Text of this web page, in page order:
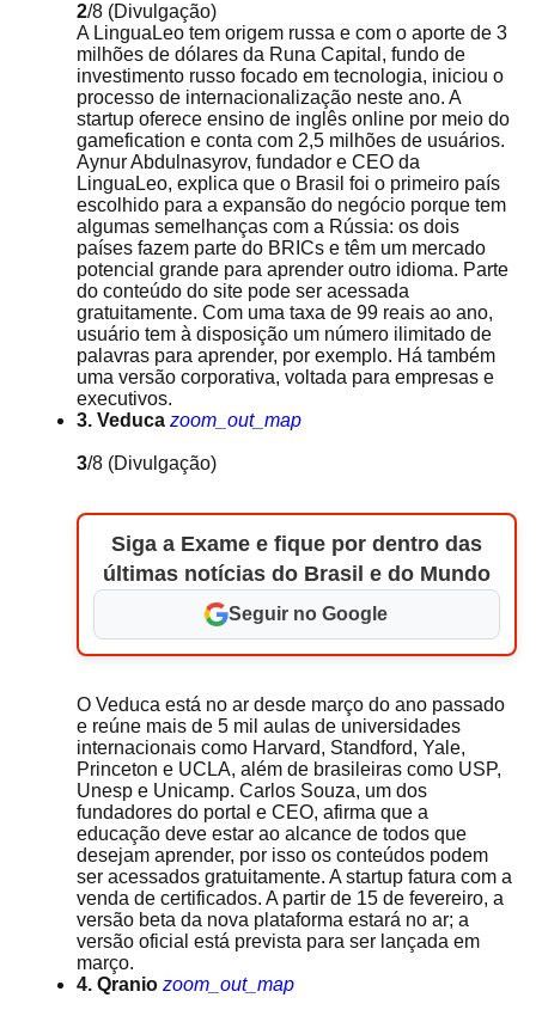
2/8 (Divulgação)
A LinguaLeo tem origem russa e com o aporte de 3
milhões de dólares da Runa Capital, fundo de
investimento russo focado em tecnologia, iniciou o
processo de internacionalização neste ano. A
startup oferece ensino de inglês online por meio do
gamefication e conta com 2,5 milhões de usuários.
Aynur Abdulnasyrov, fundador e CEO da
LinguaLeo, explica que o Brasil foi o primeiro país
escolhido para a expansão do negócio porque tem
algumas semelhanças com a Rússia: os dois
países fazem parte do BRICs e têm um mercado
potencial grande para aprender outro idioma. Parte
do conteúdo do site pode ser acessada
gratuitamente. Com uma taxa de 99 reais ao ano,
usuário tem à disposição um número ilimitado de
palavras para aprender, por exemplo. Há também
uma versão corporativa, voltada para empresas e
executivos.
3. Veduca zoom_out_map
3/8 (Divulgação)
Siga a Exame e fique por dentro das
últimas notícias do Brasil e do Mundo
Seguir no Google
O Veduca está no ar desde março do ano passado
e reúne mais de 5 mil aulas de universidades
internacionais como Harvard, Standford, Yale,
Princeton e UCLA, além de brasileiras como USP,
Unesp e Unicamp. Carlos Souza, um dos
fundadores do portal e CEO, afirma que a
educação deve estar ao alcance de todos que
desejam aprender, por isso os conteúdos podem
ser acessados gratuitamente. A startup fatura com a
venda de certificados. A partir de 15 de fevereiro, a
versão beta da nova plataforma estará no ar; a
versão oficial está prevista para ser lançada em
março.
4. Qranio zoom_out_map